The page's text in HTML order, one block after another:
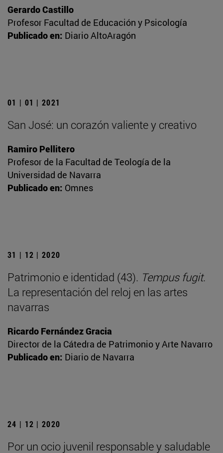
Gerardo Castillo
Profesor Facultad de Educación y Psicología
Publicado en: Diario AltoAragón
01 | 01 | 2021
San José: un corazón valiente y creativo
Ramiro Pellitero
Profesor de la Facultad de Teología de la
Universidad de Navarra
Publicado en: Omnes
31 | 12 | 2020
Patrimonio e identidad (43). Tempus fugit.
La representación del reloj en las artes
navarras
Ricardo Fernández Gracia
Director de la Cátedra de Patrimonio y Arte Navarro
Publicado en: Diario de Navarra
24 | 12 | 2020
Por un ocio juvenil responsable y saludable